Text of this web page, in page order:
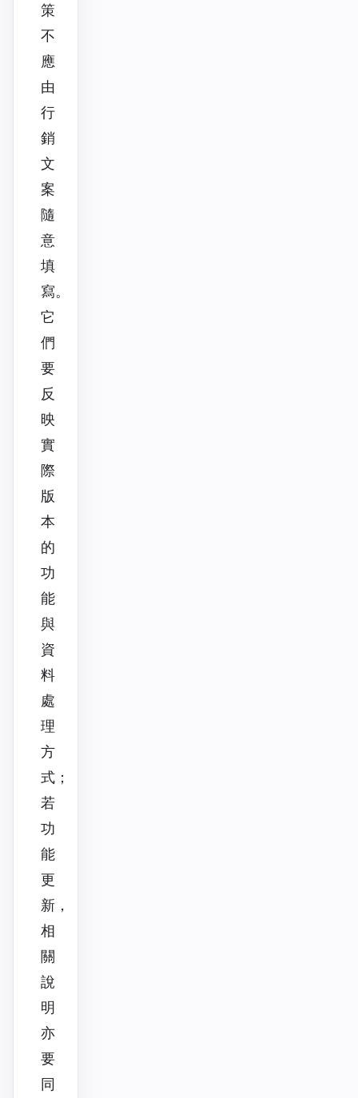
策
不
應
由
行
銷
文
案
隨
意
填
寫。
它
們
要
反
映
實
際
版
本
的
功
能
與
資
料
處
理
方
式；
若
功
能
更
新，
相
關
說
明
亦
要
同